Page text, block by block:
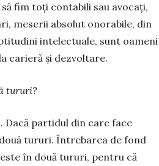
fim toți contabili sau avocați,
meserii absolut onorabile, din
intelectuale, sunt oameni
carieră și dezvoltare.
tururi?
Dacă partidul din care face
tururi. Întrebarea de fond
în două tururi, pentru că